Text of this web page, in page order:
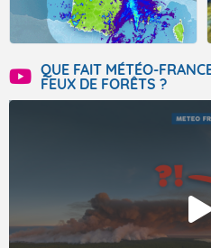
QUE FAIT MÉTÉO-
FEUX DE FORÊTS ?